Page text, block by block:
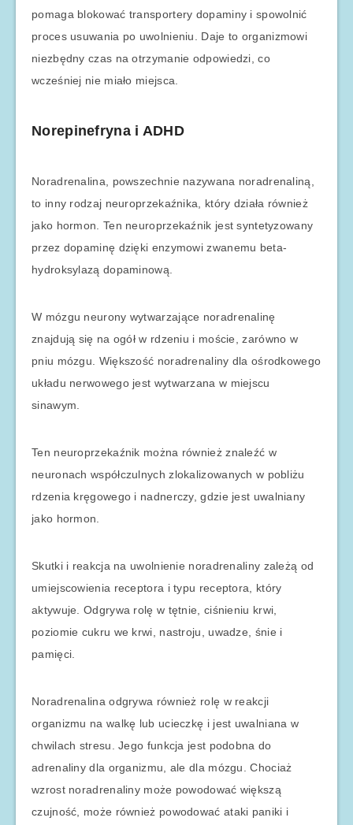
pomaga blokować transportery dopaminy i spowolnić
proces usuwania po uwolnieniu. Daje to organizmowi
niezbędny czas na otrzymanie odpowiedzi, co
wcześniej nie miało miejsca.
Norepinefryna i ADHD
Noradrenalina, powszechnie nazywana noradrenaliną,
to inny rodzaj neuroprzekaźnika, który działa również
jako hormon. Ten neuroprzekaźnik jest syntetyzowany
przez dopaminę dzięki enzymowi zwanemu beta-
hydroksylazą dopaminową.
W mózgu neurony wytwarzające noradrenalinę
znajdują się na ogół w rdzeniu i moście, zarówno w
pniu mózgu. Większość noradrenaliny dla ośrodkowego
układu nerwowego jest wytwarzana w miejscu
sinawym.
Ten neuroprzekaźnik można również znaleźć w
neuronach współczulnych zlokalizowanych w pobliżu
rdzenia kręgowego i nadnerczy, gdzie jest uwalniany
jako hormon.
Skutki i reakcja na uwolnienie noradrenaliny zależą od
umiejscowienia receptora i typu receptora, który
aktywuje. Odgrywa rolę w tętnie, ciśnieniu krwi,
poziomie cukru we krwi, nastroju, uwadze, śnie i
pamięci.
Noradrenalina odgrywa również rolę w reakcji
organizmu na walkę lub ucieczkę i jest uwalniana w
chwilach stresu. Jego funkcja jest podobna do
adrenaliny dla organizmu, ale dla mózgu. Chociaż
wzrost noradrenaliny może powodować większą
czujność, może również powodować ataki paniki i